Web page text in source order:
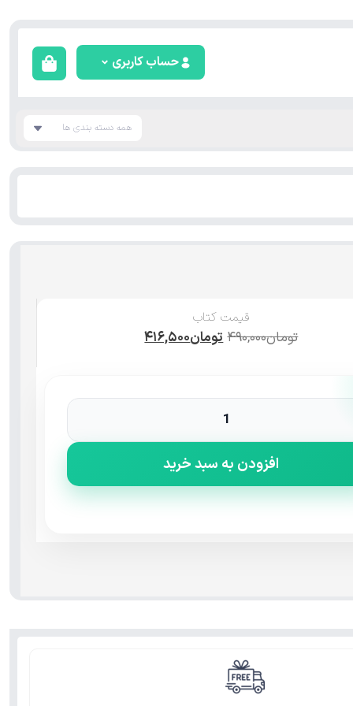
حساب کاربری
همه دسته بندی ها
قیمت کتاب
تومان۴۹۰,۰۰۰تومان۴۱۶,۵۰۰
افزودن به سبد خرید